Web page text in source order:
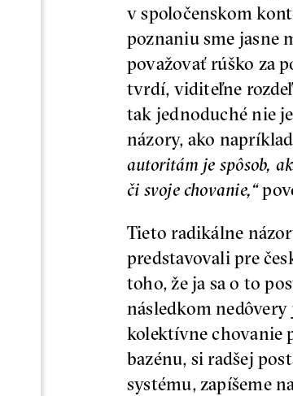
v spoločenskom
poznaniu sme jasne
považovať rúško za
tvrdí, viditeľne
tak jednoduché nie
názory, ako
autoritám je spôsob,
či svoje chovanie,“
Tieto radikálne
predstavovali pre
toho, že ja sa o to
následkom
kolektívne chovanie
bazénu, si radšej
systému, zapíšeme